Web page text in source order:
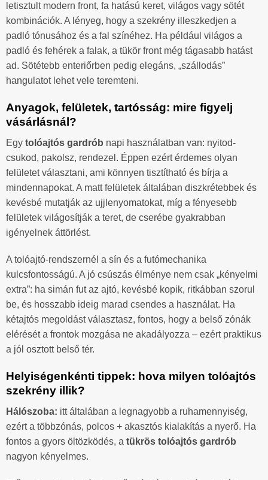
letisztult modern front, fa hatású keret, világos vagy sötét
kombinációk. A lényeg, hogy a szekrény illeszkedjen a
padló tónusához és a fal színéhez. Ha például világos a
padló és fehérek a falak, a tükör front még tágasabb hatást
ad. Sötétebb enteriőrben pedig elegáns, „szállodás”
hangulatot lehet vele teremteni.
Anyagok, felületek, tartósság: mire figyelj
vásárlásnál?
Egy tolóajtós gardrób napi használatban van: nyitod-
csukod, pakolsz, rendezel. Éppen ezért érdemes olyan
felületet választani, ami könnyen tisztítható és bírja a
mindennapokat. A matt felületek általában diszkrétebbek és
kevésbé mutatják az ujjlenyomatokat, míg a fényesebb
felületek világosítják a teret, de cserébe gyakrabban
igényelnek áttörlést.
A tolóajtó-rendszernél a sín és a futómechanika
kulcsfontosságú. A jó csúszás élménye nem csak „kényelmi
extra”: ha simán fut az ajtó, kevésbé kopik, ritkábban szorul
be, és hosszabb ideig marad csendes a használat. Ha
kétajtós megoldást választasz, fontos, hogy a belső zónák
elérését a frontok mozgása ne akadályozza – ezért praktikus
a jól osztott belső tér.
Helyiségenkénti tippek: hova milyen tolóajtós
szekrény illik?
Hálószoba: itt általában a legnagyobb a ruhamennyiség,
ezért a többzónás, polcos + akasztós kialakítás a nyerő. Ha
fontos a gyors öltözködés, a tükrös tolóajtós gardrób
nagyon kényelmes.